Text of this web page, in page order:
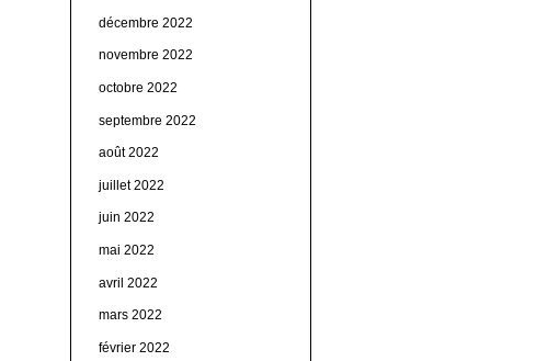
décembre 2022
novembre 2022
octobre 2022
septembre 2022
août 2022
juillet 2022
juin 2022
mai 2022
avril 2022
mars 2022
février 2022